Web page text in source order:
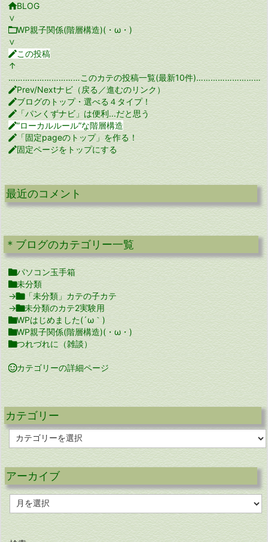
BLOG
∨
WP親子関係(階層構造)(・ω・)
∨
この投稿
↑
…………………………このカテの投稿一覧(最新10件)…………………………
Prev/Nextナビ（戻る／進むのリンク）
ブログのトップ・選べる４タイプ！
 「パンくずナビ」は便利...だと思う
”ローカルルール”な階層構造
 「固定pageのトップ」を作る！
固定ページをトップにする
最近のコメント
＊ブログのカテゴリー一覧
パソコン玉手箱
未分類
→「未分類」カテの子カテ
→未分類のカテ2実験用
WPはじめました(´ω｀)
WP親子関係(階層構造)(・ω・)
つれづれに（雑談）
カテゴリーの詳細ページ
カテゴリー
テ
リ
ー
アーカイブ
ア
ー
ブ